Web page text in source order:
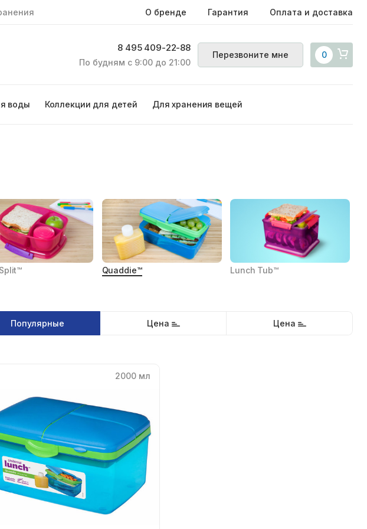
О бренде Гарантия Оплата и доставка
8 495 409-22-88
По будням с 9:00 до 21:00
Перезвоните мне 0
воды Коллекции для детей Для хранения вещей
Quaddie™ Lunch Tub™
Популярные Цена Цена
2000 мл